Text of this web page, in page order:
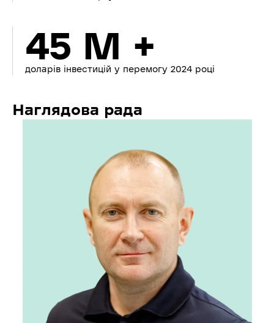
45 M +
доларів інвестицій у перемогу 2024 році
Наглядова рада